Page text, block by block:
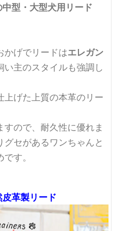
型・大型犬用リード
かげでリードはエレガン
主のスタイルも強調し
げた上質の本革のリー
すので、耐久性に優れま
セがあるワンちゃんと
す。
革製リード